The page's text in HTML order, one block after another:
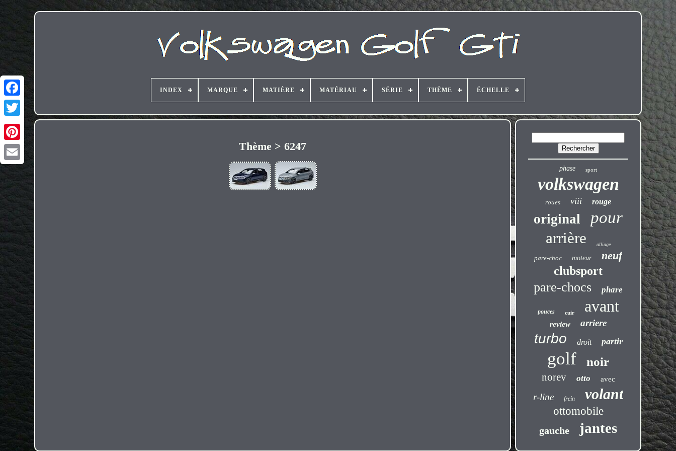
INDEX MARQUE MATIÈRE MATÉRIAU SÉRIE THÈME ÉCHELLE
Thème > 6247
phase sport
volkswagen
roues viii rouge
original pour
arrière alliage
pare-choc moteur neuf
clubsport
pare-chocs phare
pouces cuir avant
review arriere
turbo droit partir
golf noir
norev otto avec
r-line frein volant
ottomobile
gauche jantes